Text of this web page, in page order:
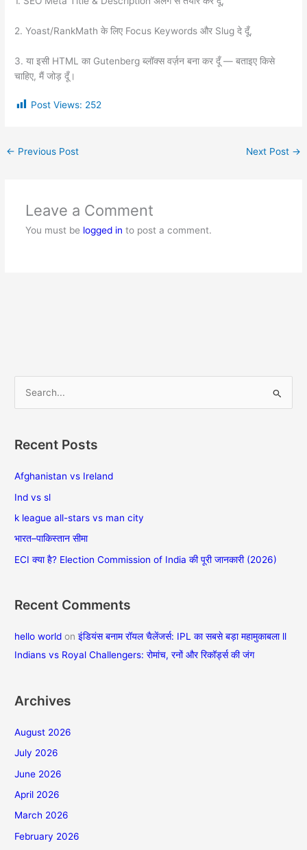
2. Yoast/RankMath के लिए Focus Keywords और Slug दे दूँ,
3. या इसी HTML का Gutenberg ब्लॉक्स वर्ज़न बना कर दूँ — बताइए किसे
चाहिए, मैं जोड़ दूँ।
Post Views: 252
← Previous Post Next Post →
Leave a Comment
You must be logged in to post a comment.
r
o
r
:
Recent Posts
Afghanistan vs Ireland
Ind vs sl
k league all-stars vs man city
भारत–पाकिस्तान सीमा
ECI क्या है? Election Commission of India की पूरी जानकारी (2026)
Recent Comments
hello world onइंडियंस बनाम रॉयल चैलेंजर्स: IPL का सबसे बड़ा महामुकाबला ll
Indians vs Royal Challengers: रोमांच, रनों और रिकॉर्ड्स की जंग
Archives
August 2026
July 2026
June 2026
April 2026
March 2026
February 2026